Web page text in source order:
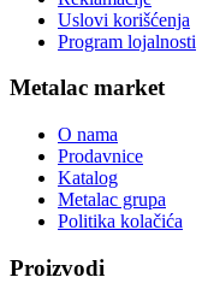
Uslovi korišćenja
Program lojalnosti
Metalac market
O nama
Prodavnice
Katalog
Metalac grupa
Politika kolačića
Proizvodi